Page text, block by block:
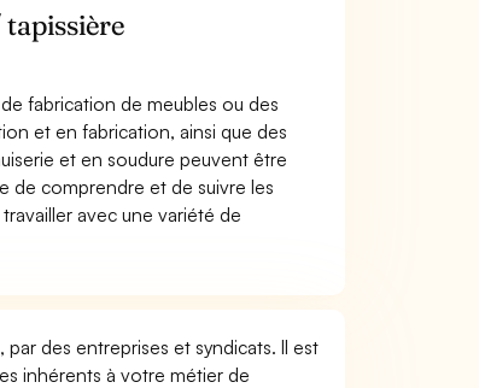
fabrication de meubles ou des
et en fabrication, ainsi que des
et en soudure peuvent être
de comprendre et de suivre les
avec une variété de
des entreprises et syndicats. Il est
inhérents à votre métier de